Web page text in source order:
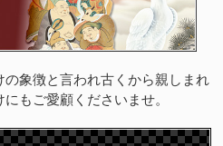
象徴と言われ古くから親しまれ
もご愛顧くださいませ。